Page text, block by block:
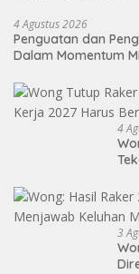
4 Agustus 2026
Penguatan dan
Dalam Momentum
4
3